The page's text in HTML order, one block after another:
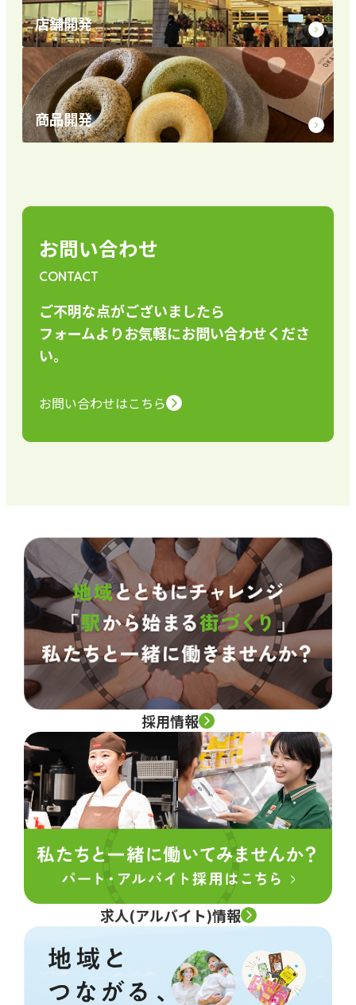
店舗開発
商品開発
お問い合わせ
CONTACT
ご不明な点がございましたら
フォームよりお気軽にお問い合わせくださ
い。
お問い合わせはこちら
採用情報
求人(アルバイト)情報